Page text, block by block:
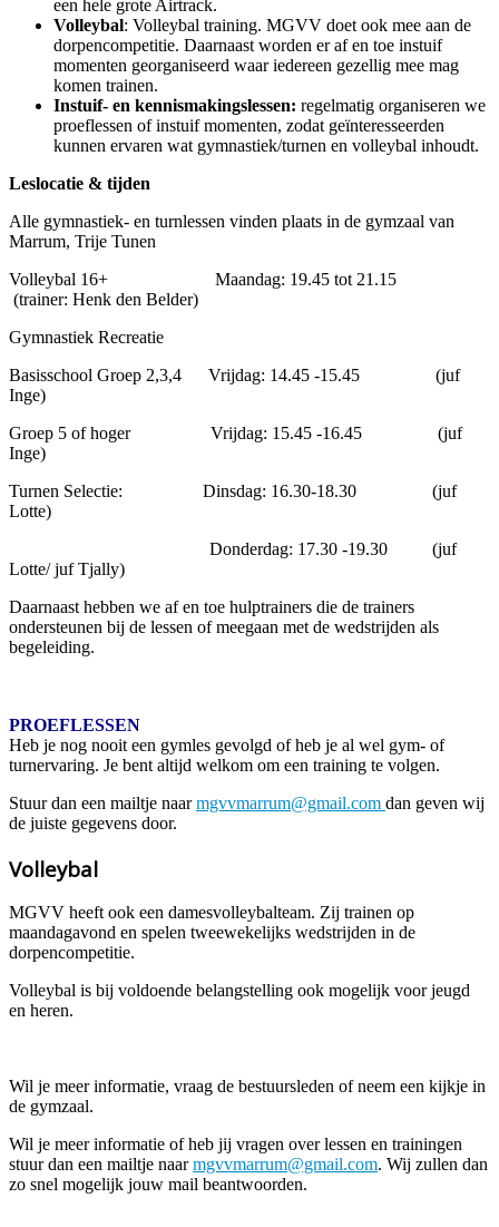
een hele grote Airtrack.
Volleybal: Volleybal training. MGVV doet ook mee aan de
dorpencompetitie. Daarnaast worden er af en toe instuif
momenten georganiseerd waar iedereen gezellig mee mag
komen trainen.
Instuif- en kennismakingslessen: regelmatig organiseren we
proeflessen of instuif momenten, zodat geïnteresseerden
kunnen ervaren wat gymnastiek/turnen en volleybal inhoudt.
Leslocatie & tijden
Alle gymnastiek- en turnlessen vinden plaats in de gymzaal van
Marrum, Trije Tunen
Volleybal 16+ Maandag: 19.45 tot 21.15
(trainer: Henk den Belder)
Gymnastiek Recreatie
Basisschool Groep 2,3,4 Vrijdag: 14.45 -15.45 (juf
Inge)
Groep 5 of hoger Vrijdag: 15.45 -16.45 (juf
Inge)
Turnen Selectie: Dinsdag: 16.30-18.30 (juf
Lotte)
Donderdag: 17.30 -19.30 (juf
Lotte/ juf Tjally)
Daarnaast hebben we af en toe hulptrainers die de trainers
ondersteunen bij de lessen of meegaan met de wedstrijden als
begeleiding.
PROEFLESSEN
Heb je nog nooit een gymles gevolgd of heb je al wel gym- of
turnervaring. Je bent altijd welkom om een training te volgen.
Stuur dan een mailtje naarmgvvmarrum@gmail.com dan geven wij
de juiste gegevens door.
Volleybal
MGVV heeft ook een damesvolleybalteam. Zij trainen op
maandagavond en spelen tweewekelijks wedstrijden in de
dorpencompetitie.
Volleybal is bij voldoende belangstelling ook mogelijk voor jeugd
en heren.
Wil je meer informatie, vraag de bestuursleden of neem een kijkje in
de gymzaal.
Wil je meer informatie of heb jij vragen over lessen en trainingen
stuur dan een mailtje naarmgvvmarrum@gmail.com. Wij zullen dan
zo snel mogelijk jouw mail beantwoorden.